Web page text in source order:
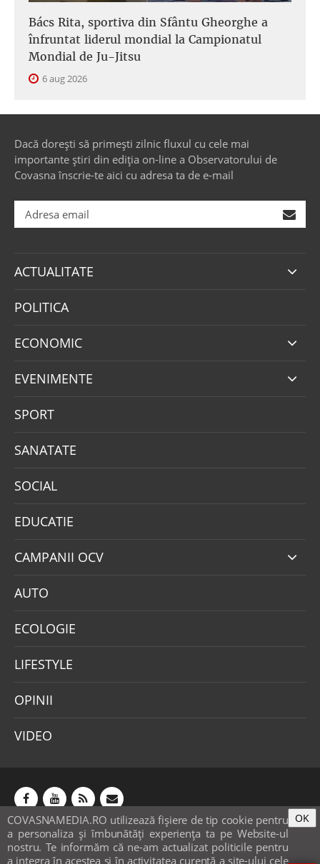
Bács Rita, sportiva din Sfântu Gheorghe a
înfruntat liderul mondial la Campionatul
Mondial de Ju-Jitsu
6 aug 2026
Dacă dorești să primești zilnic fluxul cu cele mai
importante știri din ediția on-line a Observatorului de
Covasna înscrie-te aici cu adresa ta de e-mail
ACTUALITATE
POLITICA
ECONOMIC
EVENIMENTE
SPORT
SANATATE
SOCIAL
EDUCATIE
CAMPANII OCV
AUTO
ECOLOGIE
LIFESTYLE
OPINII
VIDEO
COVASNAMEDIA.RO utilizează fişiere de tip cookie pentru
a personaliza și îmbunătăți experiența ta pe Website-ul
nostru. Te informăm că ne-am actualizat politicile pentru
a integra în acestea si în activitatea curentă a site-ului cele
OK
Abonamente Publicitate
Mica publicitate
Contact
Sondaje
POLITICA COOKIE-URI & GDPR